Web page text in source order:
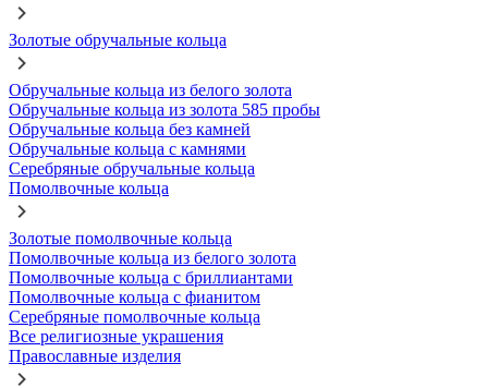
Золотые обручальные кольца
Обручальные кольца из белого золота
Обручальные кольца из золота 585 пробы
Обручальные кольца без камней
Обручальные кольца с камнями
Серебряные обручальные кольца
Помолвочные кольца
Золотые помолвочные кольца
Помолвочные кольца из белого золота
Помолвочные кольца с бриллиантами
Помолвочные кольца с фианитом
Серебряные помолвочные кольца
Все религиозные украшения
Православные изделия